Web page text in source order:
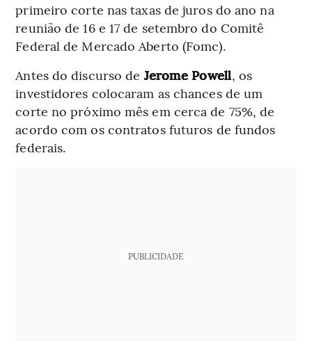
primeiro corte nas taxas de juros do ano na
reunião de 16 e 17 de setembro do Comitê
Federal de Mercado Aberto (Fomc).
Antes do discurso de Jerome Powell, os
investidores colocaram as chances de um
corte no próximo mês em cerca de 75%, de
acordo com os contratos futuros de fundos
federais.
PUBLICIDADE